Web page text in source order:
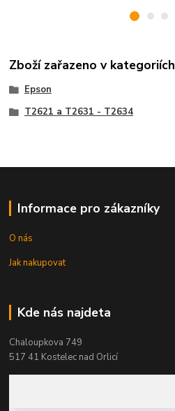
Zboží zařazeno v kategoriích
Epson
T2621 a T2631 - T2634
Informace pro zákazníky
O nás
Jak nakupovat
Kde nás najdeta
Chaloupkova 749
517 41 Kostelec nad Orlicí